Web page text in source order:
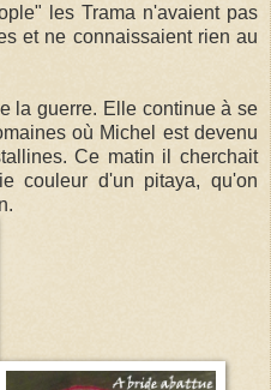
les Trama n'avaient pas
et ne connaissaient rien au
la guerre. Elle continue à se
où Michel est devenu
Ce matin il cherchait
couleur d'un pitaya, qu'on